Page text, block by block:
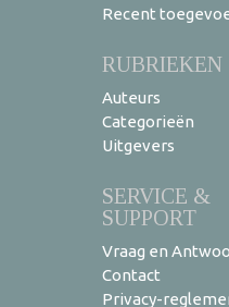
Recent
RUBRIEKEN
Auteurs
Categorieën
Uitgevers
SERVICE &
SUPPORT
Vraag en
Contact
Privacy-